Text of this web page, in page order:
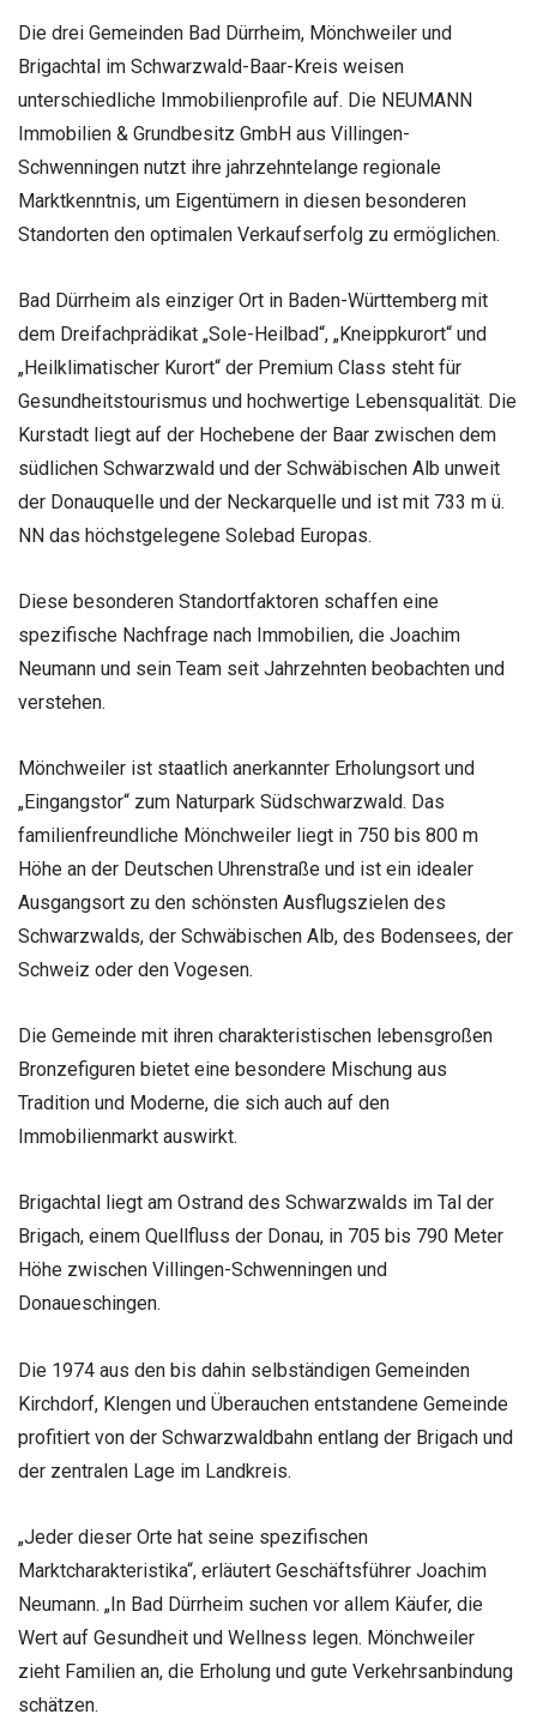
Die drei Gemeinden Bad Dürrheim, Mönchweiler und
Brigachtal im Schwarzwald-Baar-Kreis weisen
unterschiedliche Immobilienprofile auf. Die NEUMANN
Immobilien & Grundbesitz GmbH aus Villingen-
Schwenningen nutzt ihre jahrzehntelange regionale
Marktkenntnis, um Eigentümern in diesen besonderen
Standorten den optimalen Verkaufserfolg zu ermöglichen.
Bad Dürrheim als einziger Ort in Baden-Württemberg mit
dem Dreifachprädikat „Sole-Heilbad“, „Kneippkurort“ und
„Heilklimatischer Kurort“ der Premium Class steht für
Gesundheitstourismus und hochwertige Lebensqualität. Die
Kurstadt liegt auf der Hochebene der Baar zwischen dem
südlichen Schwarzwald und der Schwäbischen Alb unweit
der Donauquelle und der Neckarquelle und ist mit 733 m ü.
NN das höchstgelegene Solebad Europas.
Diese besonderen Standortfaktoren schaffen eine
spezifische Nachfrage nach Immobilien, die Joachim
Neumann und sein Team seit Jahrzehnten beobachten und
verstehen.
Mönchweiler ist staatlich anerkannter Erholungsort und
„Eingangstor“ zum Naturpark Südschwarzwald. Das
familienfreundliche Mönchweiler liegt in 750 bis 800 m
Höhe an der Deutschen Uhrenstraße und ist ein idealer
Ausgangsort zu den schönsten Ausflugszielen des
Schwarzwalds, der Schwäbischen Alb, des Bodensees, der
Schweiz oder den Vogesen.
Die Gemeinde mit ihren charakteristischen lebensgroßen
Bronzefiguren bietet eine besondere Mischung aus
Tradition und Moderne, die sich auch auf den
Immobilienmarkt auswirkt.
Brigachtal liegt am Ostrand des Schwarzwalds im Tal der
Brigach, einem Quellfluss der Donau, in 705 bis 790 Meter
Höhe zwischen Villingen-Schwenningen und
Donaueschingen.
Die 1974 aus den bis dahin selbständigen Gemeinden
Kirchdorf, Klengen und Überauchen entstandene Gemeinde
profitiert von der Schwarzwaldbahn entlang der Brigach und
der zentralen Lage im Landkreis.
„Jeder dieser Orte hat seine spezifischen
Marktcharakteristika“, erläutert Geschäftsführer Joachim
Neumann. „In Bad Dürrheim suchen vor allem Käufer, die
Wert auf Gesundheit und Wellness legen. Mönchweiler
zieht Familien an, die Erholung und gute Verkehrsanbindung
schätzen.